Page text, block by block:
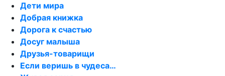
Дети мира
Добрая книжка
Дорога к счастью
Досуг малыша
Друзья-товарищи
Если веришь в чудеса…